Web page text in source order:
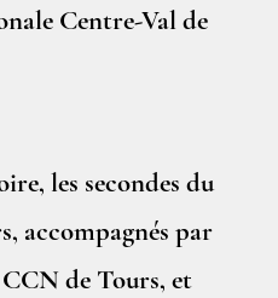
Centre-Val de
les secondes du
accompagnés par
de Tours, et